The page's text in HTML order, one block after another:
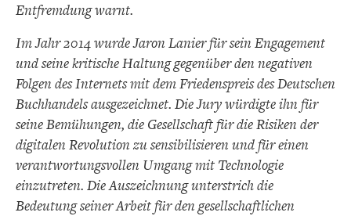
Entfremdung warnt.
Im Jahr 2014 wurde Jaron Lanier für sein Engagement
und seine kritische Haltung gegenüber den negativen
Folgen des Internets mit dem Friedenspreis des Deutschen
Buchhandels ausgezeichnet. Die Jury würdigte ihn für
seine Bemühungen, die Gesellschaft für die Risiken der
digitalen Revolution zu sensibilisieren und für einen
verantwortungsvollen Umgang mit Technologie
einzutreten. Die Auszeichnung unterstrich die
Bedeutung seiner Arbeit für den gesellschaftlichen